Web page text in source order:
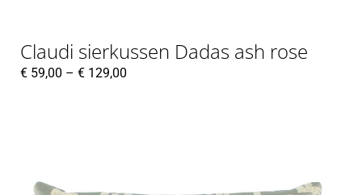
Claudi sierkussen Dadas ash rose
€ 59,00 – € 129,00